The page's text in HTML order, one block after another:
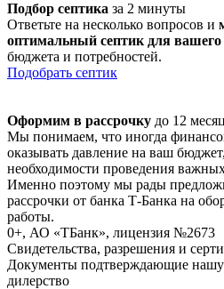
Подбор септика за 2 минуты
Ответьте на несколько вопросов и
оптимальный септик для вашего
бюджета и потребностей.
Подобрать септик
Оформим в рассрочку до 12
Мы понимаем, что иногда
оказывать давление на ваш
необходимости проведения
Именно поэтому мы рады
рассрочки от банка Т-Банка на
работы.
0+, АО «ТБанк», лицензия №2673
Свидетельства, разрешения и
Документы подтверждающие
дилерство